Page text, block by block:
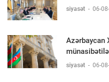
siyasət - 06-
Azərbaycan
siyasət - 06-